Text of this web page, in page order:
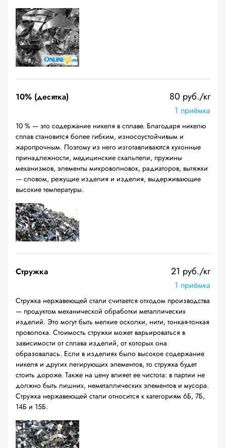
10% (десятка) 80 руб./кг
1 приёмка
10 % — это содержание никеля в сплаве. Благодаря никелю
сплав становится более гибким, износоустойчивым и
жаропрочным. Поэтому из него изготавливаются кухонные
принадлежности, медицинские скальпели, пружины
механизмов, элементы микроволновок, радиаторов, вытяжки
— словом, режущие изделия и изделия, выдерживающие
высокие температуры.
Стружка 21 руб./кг
1 приёмка
Стружка нержавеющей стали считается отходом производства
— продуктом механической обработки металлических
изделий. Это могут быть мелкие осколки, нити, тонкая-тонкая
проволока. Стоимость стружки может варьироваться в
зависимости от сплава изделий, от которых она
образовалась. Если в изделиях было высокое содержание
никеля и других легирующих элементов, то стружка будет
стоить дороже. Также на цену влияет ее чистота: в партии не
должно быть лишних, неметаллических элементов и мусора.
Стружка нержавеющей стали относится к категориям 6Б, 7Б,
14Б и 15Б.